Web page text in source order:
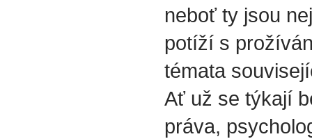
neboť ty jsou
potíží s
témata
Ať už se týkají
práva,